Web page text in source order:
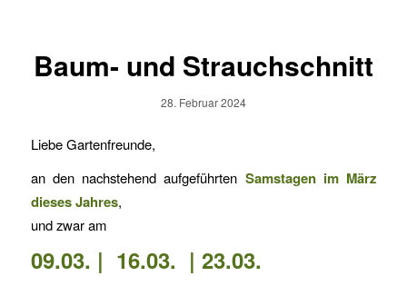
Baum- und Strauchschnitt
28. Februar 2024
Liebe Gartenfreunde,
an den nachstehend aufgeführten Samstagen im März
dieses Jahres,
und zwar am
09.03. | 16.03. | 23.03.